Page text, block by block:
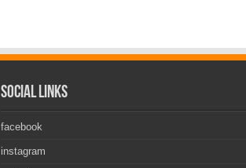
Social Links
facebook
instagram